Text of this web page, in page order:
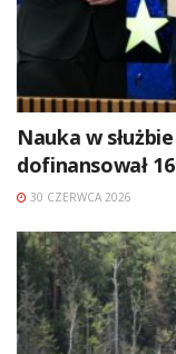
Nauka w
dofinansował
30 CZERWCA 2026